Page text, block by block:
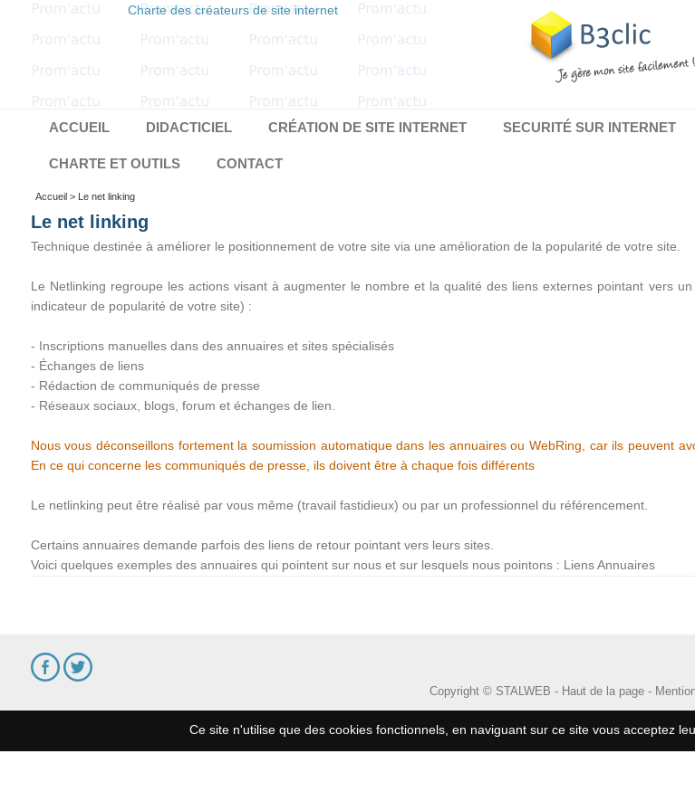
Charte des créateurs de site internet
ACCUEIL DIDACTICIEL CRÉATION DE SITE INTERNET SECURITÉ SUR INTERNET
CHARTE ET OUTILS CONTACT
Accueil> Le net linking
Le net linking
Technique destinée à améliorer le positionnement de votre site via une amélioration de la popularité de votre site.
Le Netlinking regroupe les actions visant à augmenter le nombre et la qualité des liens externes pointant vers
indicateur de popularité de votre site) :
- Inscriptions manuelles dans des annuaires et sites spécialisés
- Échanges de liens
- Rédaction de communiqués de presse
- Réseaux sociaux, blogs, forum et échanges de lien.
Nous vous déconseillons fortement la soumission automatique dans les annuaires ou WebRing, car ils peuvent
En ce qui concerne les communiqués de presse, ils doivent être à chaque fois différents
Le netlinking peut être réalisé par vous même (travail fastidieux) ou par un professionnel du référencement.
Certains annuaires demande parfois des liens de retour pointant vers leurs sites.
Voici quelques exemples des annuaires qui pointent sur nous et sur lesquels nous pointons : Liens Annuaires
Copyright © STALWEB - Haut de la page-
Ce site n'utilise que des cookies fonctionnels, en naviguant sur ce site vous acceptez